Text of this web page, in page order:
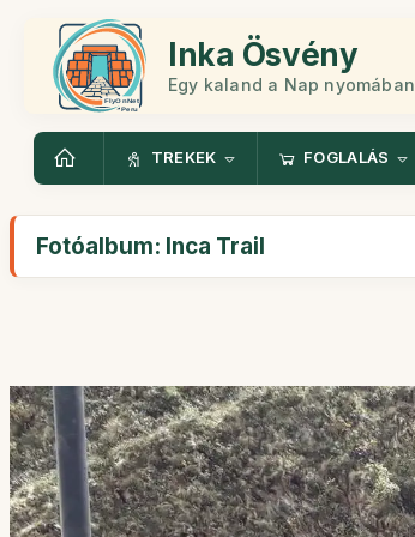
Inka Ösvény
Egy kaland a Nap nyomában
TREKEK FOGLALÁS
Fotóalbum: Inca Trail